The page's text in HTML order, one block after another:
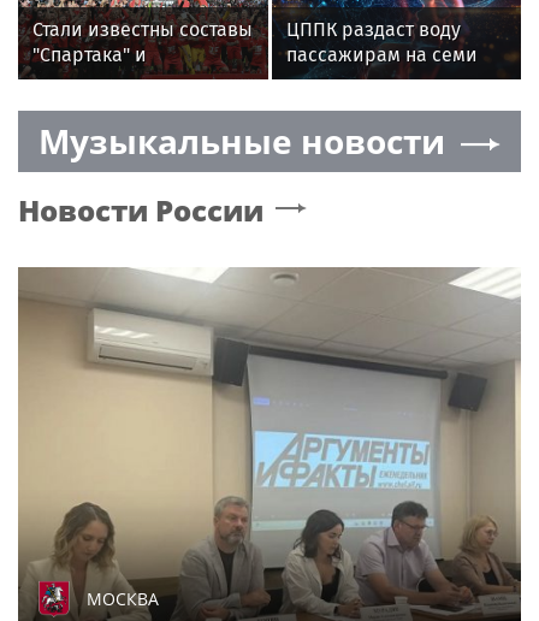
Стали известны составы
"Спартака" и
"Оренбурга" на матч
ЦППК раздаст воду
пассажирам на семи
вокзалах Москвы
Музыкальные новости
Новости России
МОСКВА